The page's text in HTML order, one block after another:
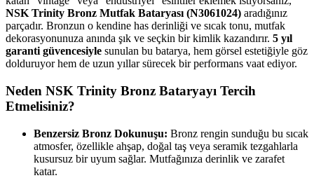
NSK Trinity Bronz Mutfak Bataryası (N3061024) aradığınız
parçadır. Bronzun o kendine has derinliği ve sıcak tonu, mutfak
dekorasyonunuza anında şık ve seçkin bir kimlik kazandırır. 5 yıl
garanti güvencesiyle sunulan bu batarya, hem görsel estetiğiyle göz
dolduruyor hem de uzun yıllar sürecek bir performans vaat ediyor.
Neden NSK Trinity Bronz Bataryayı Tercih
Etmelisiniz?
Benzersiz Bronz Dokunuşu: Bronz rengin sunduğu bu sıcak
atmosfer, özellikle ahşap, doğal taş veya seramik tezgahlarla
kusursuz bir uyum sağlar. Mutfağınıza derinlik ve zarafet
katar.